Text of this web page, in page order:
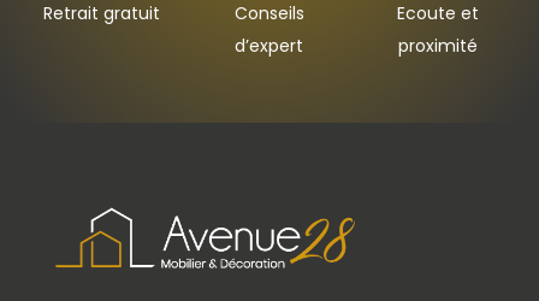
Retrait gratuit
Conseils
d’expert
Ecoute et
proximité